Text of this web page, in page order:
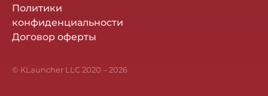
Политики
конфиденциальности
Договор оферты
© KLauncher LLC 2020 –2026